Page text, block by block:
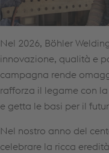
Nel 2026, Böhler
innovazione, qualità e
campagna rende
rafforza il legame con
e getta le basi per il
Nel nostro anno del
celebrare la ricca